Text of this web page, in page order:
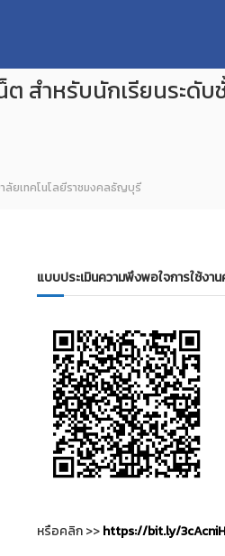
สำหรับนักเรียนระดั
าลัยเทคโนโลยีราชมงคลธัญบุรี
แบบประเมินความพึงพอใจการใช้งา
หรือคลิก >>https://bit.ly/